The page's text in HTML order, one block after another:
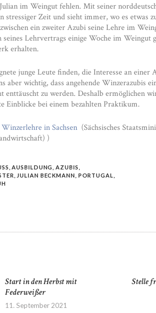
im Weingut fehlen. Mit seiner
stressiger Zeit und sieht immer, wo es etwas
ein zweiter Azubi seine Lehre im
seines Lehrvertrags einige Woche im Weingut
erhalten.
junge Leute finden, die Interesse an einer
aber wichtig, dass angehende Winzerazubis
enttäuscht zu werden. Deshalb ermöglichen
Einblicke bei einem bezahlten Praktikum.
in Sachsen (Sächsisches
)
,AUSBILDUNG ,AZUBIS
JULIAN BECKMANN PORTUGAL
Previous
post:
Start in den Herbst mit
Federweißer
11. September 2021
Stelle